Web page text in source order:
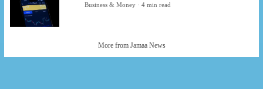
Business & Money · 4 min read
More from Jamaa News